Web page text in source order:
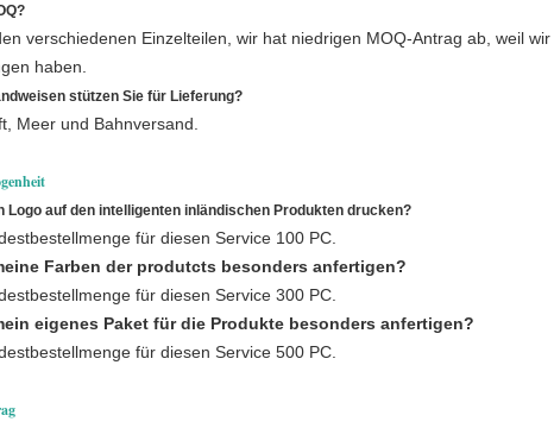
verschiedenen Einzelteilen, wir hat niedrigen MOQ-Antrag ab, weil
haben.
stützen Sie für Lieferung?
Meer und Bahnversand.
Logo auf den intelligenten inländischen Produkten drucken?
für diesen Service 100 PC.
Farben der produtcts besonders anfertigen?
für diesen Service 300 PC.
eigenes Paket für die Produkte besonders anfertigen?
für diesen Service 500 PC.